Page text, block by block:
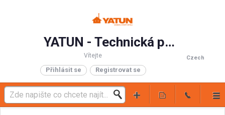
YATUN - Technická podpora
Czech
Vítejte
Přihlásit se Registrovat se